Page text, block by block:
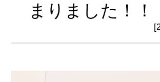
まりました！！